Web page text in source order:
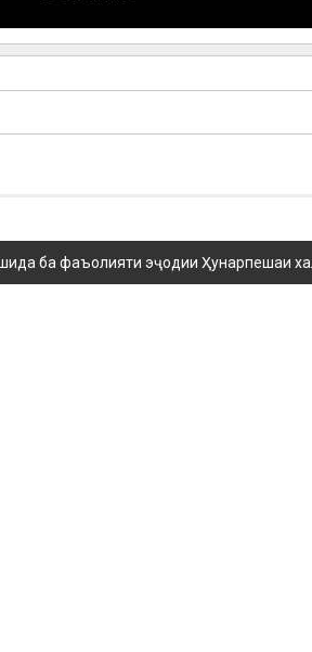
ба фаъолияти эҷодии Ҳунарпешаи